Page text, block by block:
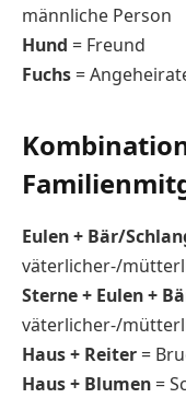
männliche Person
Hund = Freund
Fuchs =
Eulen + Bär/
väterlicher-/
Sterne + Eulen +
väterlicher-/
Haus + Reiter =
Haus + Blumen =